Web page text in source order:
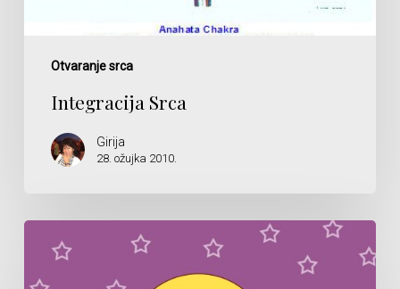
Otvaranje srca
Integracija Srca
Girija
28. ožujka 2010.
prihvaćanje